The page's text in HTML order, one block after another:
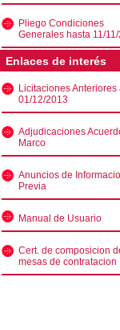
Pliego Condiciones
Generales hasta 11/
Enlaces de interés
Licitaciones Anteriores
01/12/2013
Adjudicaciones
Marco
Anuncios de
Previa
Manual de Usuario
Cert. de composicion
mesas de contratacion